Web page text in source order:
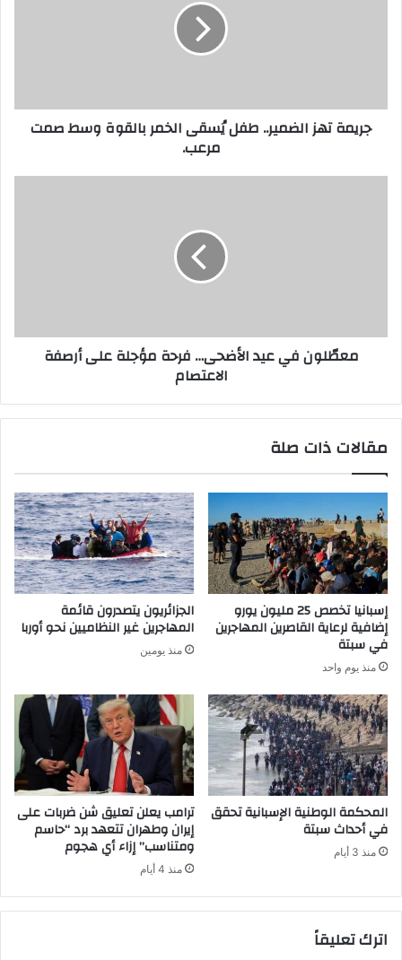
جريمة تهز الضمير.. طفل يُسقى الخمر بالقوة وسط صمت
مرعب.
معطّلون في عيد الأضحى… فرحة مؤجلة على أرصفة
الاعتصام
مقالات ذات صلة
إسبانيا تخصص 25 مليون يورو
إضافية لرعاية القاصرين المهاجرين
في سبتة
منذ يوم واحد
الجزائريون يتصدرون قائمة
المهاجرين غير النظاميين نحو أوربا
منذ يومين
المحكمة الوطنية الإسبانية تحقق
في أحداث سبتة
منذ 3 أيام
ترامب يعلن تعليق شن ضربات على
إيران وطهران تتعهد برد “حاسم
ومتناسب” إزاء أي هجوم
منذ 4 أيام
اترك تعليقاً